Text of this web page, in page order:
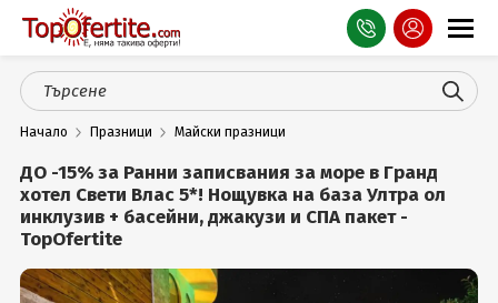
Оферти
СПА
Планина
Море
Чужбина
Начало Празници Майски празници
ДО -15% за Ранни записвания за море в Гранд
хотел Свети Влас 5*! Нощувка на база Ултра ол
инклузив + басейни, джакузи и СПА пакет -
TopOfertite